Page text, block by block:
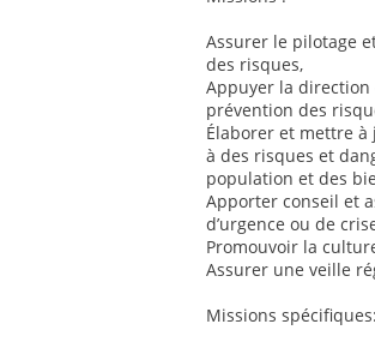
Assurer le pilotage
des risques,
Appuyer la
prévention des
Élaborer et mettre à
à des risques et
population et des
Apporter conseil et
d’urgence ou de
Promouvoir la
Assurer une veille
Missions spécifiques: